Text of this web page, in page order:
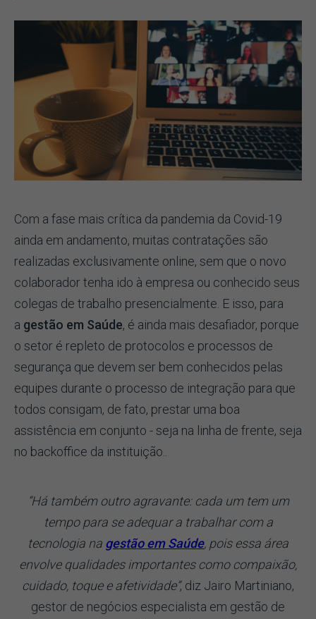
Com a fase mais crítica da pandemia da Covid-19
ainda em andamento, muitas contratações são
realizadas exclusivamente online, sem que o novo
colaborador tenha ido à empresa ou conhecido seus
colegas de trabalho presencialmente. E isso, para
a gestão em Saúde, é ainda mais desafiador, porque
o setor é repleto de protocolos e processos de
segurança que devem ser bem conhecidos pelas
equipes durante o processo de integração para que
todos consigam, de fato, prestar uma boa
assistência em conjunto - seja na linha de frente, seja
no backoffice da instituição..
“Há também outro agravante: cada um tem um
tempo para se adequar a trabalhar com a
tecnologia na gestão em Saúde, pois essa área
envolve qualidades importantes como compaixão,
cuidado, toque e afetividade”, diz Jairo Martiniano,
gestor de negócios especialista em gestão de